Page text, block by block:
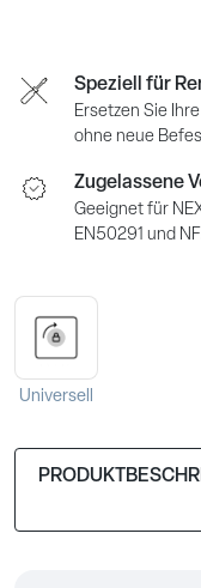
Speziell für
Ersetzen Sie
ohne neue
Zugelassene
Geeignet für
EN50291 und
Universell